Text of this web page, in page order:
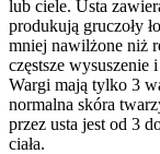
lub ciele. Usta
produkują gruczoły
mniej nawilżone niż
częstsze wysuszenie
Wargi mają tylko 3
normalna skóra
przez usta jest od 3
ciała.